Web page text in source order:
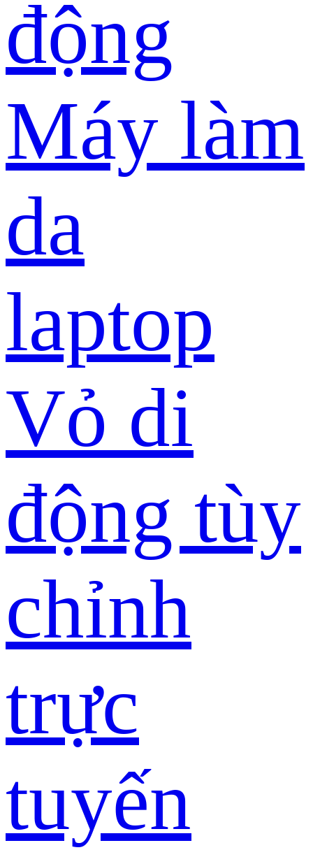
động
Máy làm
da
laptop
Vỏ di
động tùy
chỉnh
trực
tuyến